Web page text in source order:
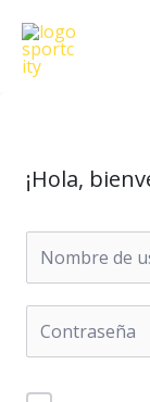
contenido
¡Hola,